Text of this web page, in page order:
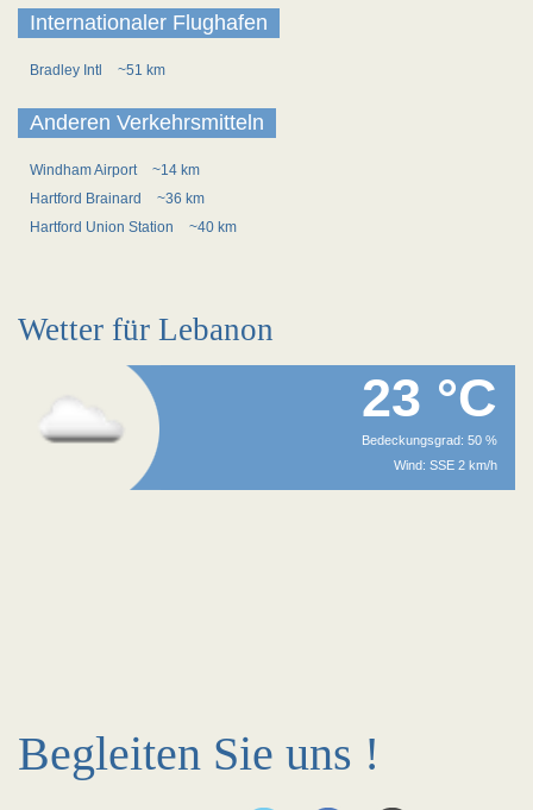
Internationaler Flughafen
Bradley Intl ~51 km
Anderen Verkehrsmitteln
Windham Airport
~14 km
Hartford Brainard
~36 km
Hartford Union Station
~40 km
Wetter für Lebanon
23 °C
Bedeckungsgrad: 50 %
Wind: SSE 2 km/h
Begleiten Sie uns !